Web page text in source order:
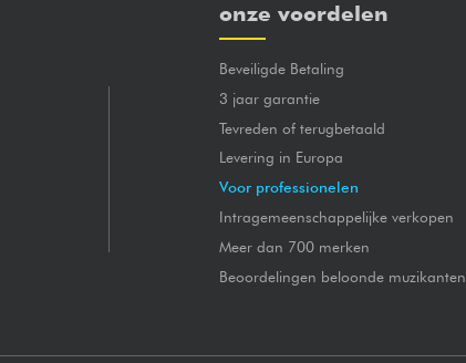
onze voordelen
Beveiligde Betaling
3 jaar garantie
Tevreden of terugbetaald
Levering in Europa
Voor professionelen
Intragemeenschappelijke verkopen
Meer dan 700 merken
Beoordelingen beloonde muzikanten